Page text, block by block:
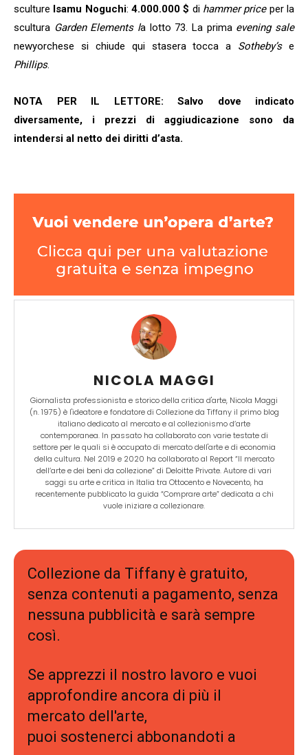
sculture Isamu Noguchi:4.000.000 $ dihammer priceper la
scultura Garden Elements la lotto 73. La prima evening sale
newyorchese si chiude qui stasera tocca a Sotheby’se
Phillips.
NOTA PER IL LETTORE: Salvo dove indicato
diversamente, i prezzi di aggiudicazione sono da
intendersi al netto dei diritti d’asta.
NICOLA MAGGI
Giornalista professionista e storico della critica d'arte, Nicola Maggi
(n. 1975) è l'ideatore e fondatore di Collezione da Tiffany il primo blog
italiano dedicato al mercato e al collezionismo d’arte
contemporanea. In passato ha collaborato con varie testate di
settore per le quali si è occupato di mercato dell'arte e di economia
della cultura. Nel 2019 e 2020 ha collaborato al Report “Il mercato
dell’arte e dei beni da collezione” di Deloitte Private. Autore di vari
saggi su arte e critica in Italia tra Ottocento e Novecento, ha
recentemente pubblicato la guida “Comprare arte” dedicata a chi
vuole iniziare a collezionare.
Collezione da Tiffany è gratuito,
senza contenuti a pagamento, senza
nessuna pubblicità e sarà sempre
così.
Se apprezzi il nostro lavoro e vuoi
approfondire ancora di più il
mercato dell'arte,
puoi sostenerci abbonandoti a